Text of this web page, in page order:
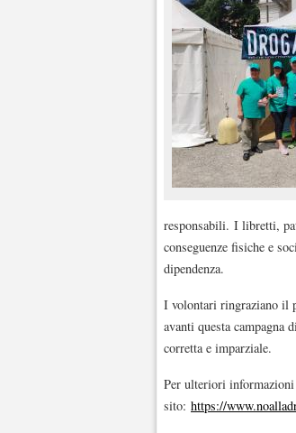
responsabili. I libretti,
conseguenze fisiche e
dipendenza.
I volontari ringraziano il
avanti questa campagna
corretta e imparziale.
Per ulteriori
sito: https://